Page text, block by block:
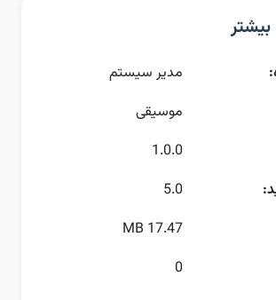
مدیر سیستم
موسیقی
1.0.0
5.0
17.47 MB
0